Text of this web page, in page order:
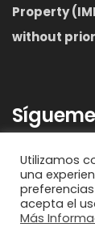
Property
without
Utilizamos
una
acepta el
Más